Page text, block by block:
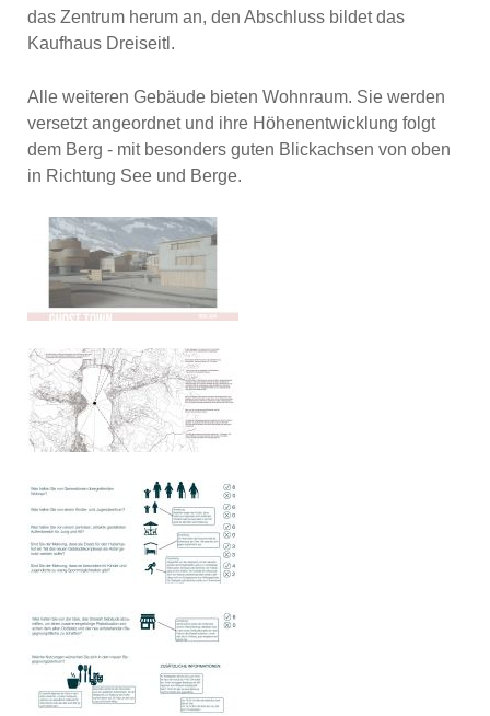
das Zentrum herum an, den Abschluss bildet das
Kaufhaus Dreiseitl.
Alle weiteren Gebäude bieten Wohnraum. Sie werden
versetzt angeordnet und ihre Höhenentwicklung folgt
dem Berg - mit besonders guten Blickachsen von oben
in Richtung See und Berge.